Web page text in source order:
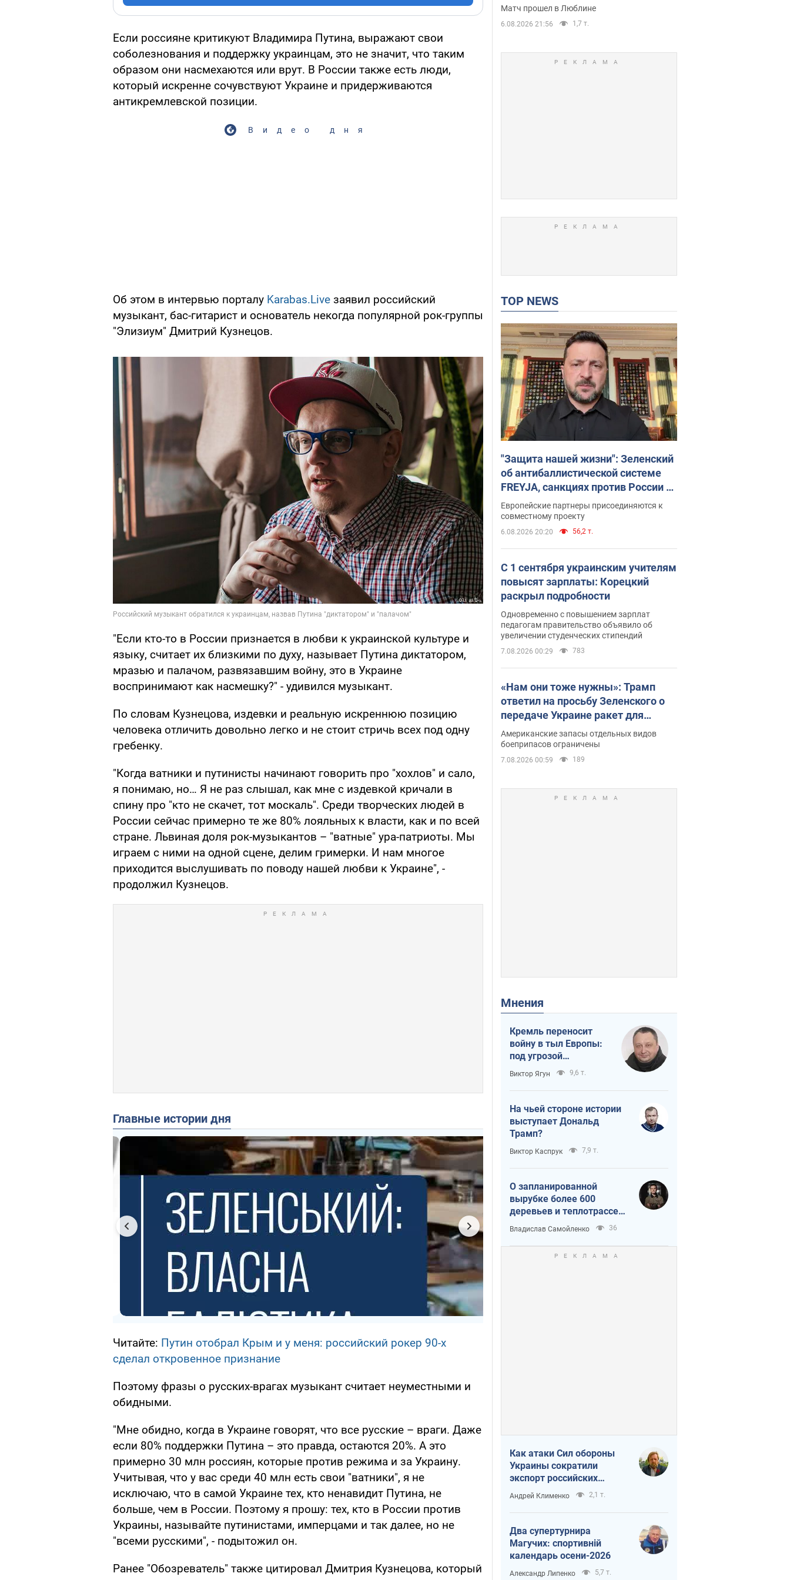
Если россияне критикуют Владимира Путина, выражают свои
соболезнования и поддержку украинцам, это не значит, что таким
образом они насмехаются или врут. В России также есть люди,
который искренне сочувствуют Украине и придерживаются
антикремлевской позиции.
Видео дня
Об этом в интервью порталу Karabas.Live заявил российский
музыкант, бас-гитарист и основатель некогда популярной рок-группы
"Элизиум" Дмитрий Кузнецов.
"Если кто-то в России признается в любви к украинской культуре и
языку, считает их близкими по духу, называет Путина диктатором,
мразью и палачом, развязавшим войну, это в Украине
воспринимают как насмешку?" - удивился музыкант.
По словам Кузнецова, издевки и реальную искреннюю позицию
человека отличить довольно легко и не стоит стричь всех под одну
гребенку.
"Когда ватники и путинисты начинают говорить про "хохлов" и сало,
я понимаю, но… Я не раз слышал, как мне с издевкой кричали в
спину про "кто не скачет, тот москаль". Среди творческих людей в
России сейчас примерно те же 80% лояльных к власти, как и по всей
стране. Львиная доля рок-музыкантов – "ватные" ура-патриоты. Мы
играем с ними на одной сцене, делим гримерки. И нам многое
приходится выслушивать по поводу нашей любви к Украине", -
продолжил Кузнецов.
Главные истории дня
Читайте: Путин отобрал Крым и у меня: российский рокер 90-х
сделал откровенное признание
Поэтому фразы о русских-врагах музыкант считает неуместными и
обидными.
"Мне обидно, когда в Украине говорят, что все русские – враги. Даже
если 80% поддержки Путина – это правда, остаются 20%. А это
примерно 30 млн россиян, которые против режима и за Украину.
Учитывая, что у вас среди 40 млн есть свои "ватники", я не
исключаю, что в самой Украине тех, кто ненавидит Путина, не
больше, чем в России. Поэтому я прошу: тех, кто в России против
Украины, называйте путинистами, имперцами и так далее, но не
"всеми русскими", - подытожил он.
Ранее "Обозреватель" также цитировал Дмитрия Кузнецова, который
Матч прошел в Люблине
6.08.2026 21:56 1,7 т.
TOP NEWS
"Защита нашей жизни": Зеленский
об антибаллистической системе
FREYJA, санкциях против России и
поддержке аграриев. Видео
Европейские партнеры присоединяются к
совместному проекту
6.08.2026 20:20 56,2 т.
С 1 сентября украинским учителям
повысят зарплаты: Корецкий
раскрыл подробности
Одновременно с повышением зарплат
педагогам правительство объявило об
увеличении студенческих стипендий
7.08.2026 00:29 783
«Нам они тоже нужны»: Трамп
ответил на просьбу Зеленского о
передаче Украине ракет для
Patriot
Американские запасы отдельных видов
боеприпасов ограничены
7.08.2026 00:59 189
Мнения
Кремль переносит
войну в тыл Европы:
под угрозой
критическая
логистика
Виктор Ягун 9,6 т.
На чьей стороне истории
выступает Дональд
Трамп?
Виктор Каспрук 7,9 т.
О запланированной
вырубке более 600
деревьев и теплотрассе:
что происходит на
Теремках в Киеве
Владислав Самойленко 36
Как атаки Сил обороны
Украины сократили
экспорт российских
нефтепродуктов
Андрей Клименко 2,1 т.
Два супертурнира
Магучих: спортивній
календарь осени-2026
Александр Липенко 5,7 т.